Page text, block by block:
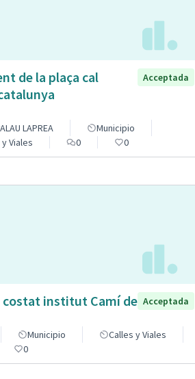
de la plaça cal
Acceptada
LAPREA
Municipio
Viales
0 0
costat institut Camí de Acceptada
Municipio
Calles y Viales
0